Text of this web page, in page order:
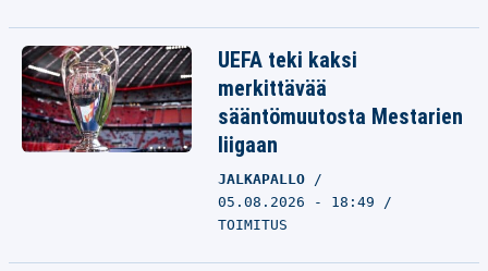
UEFA teki kaksi
merkittävää
sääntömuutosta Mestarien
liigaan
JALKAPALLO
05.08.2026 - 18:49
TOIMITUS